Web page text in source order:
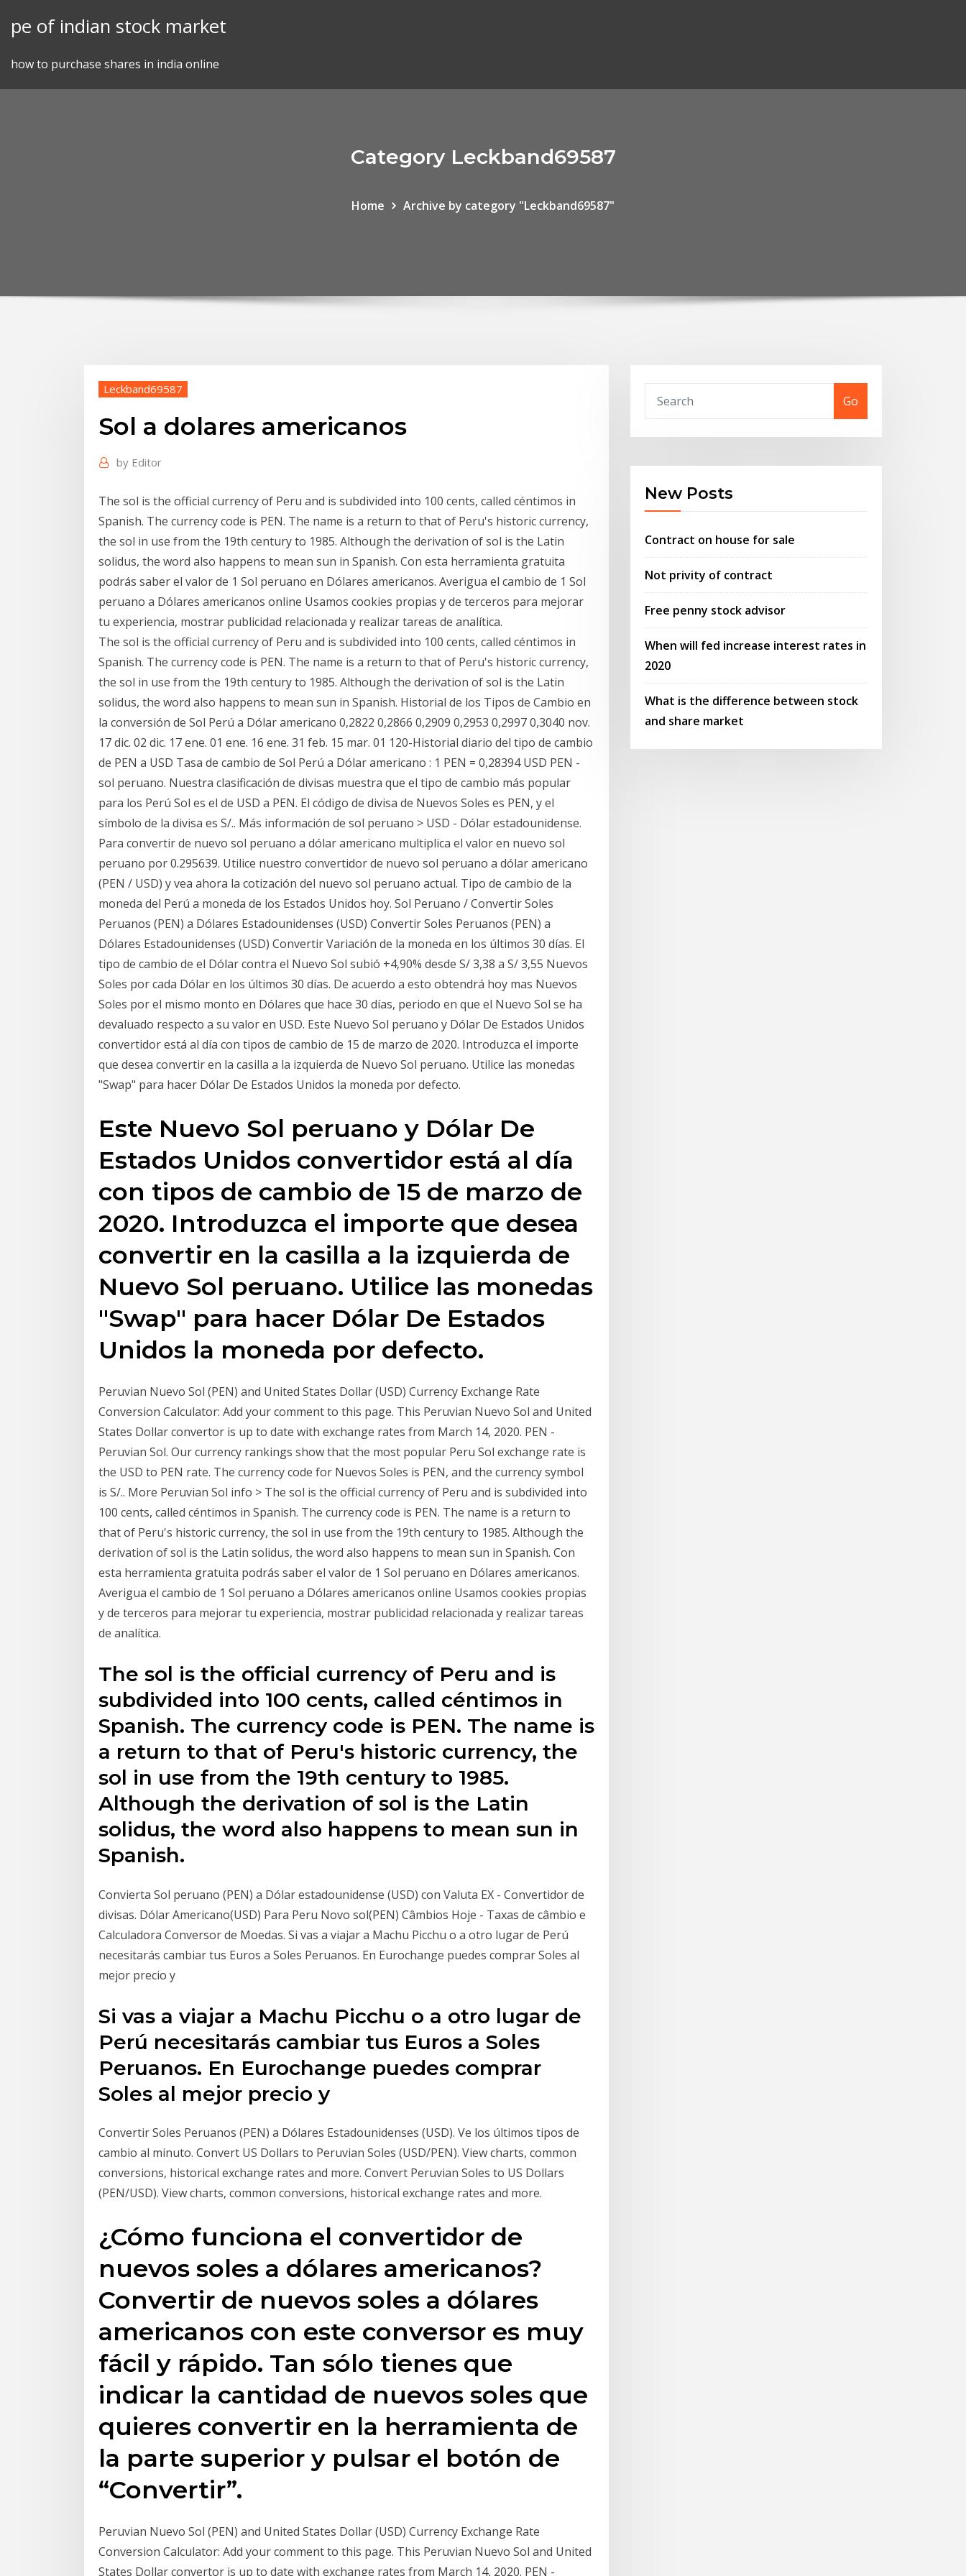
pe of indian stock market
how to purchase shares in india online
Category Leckband69587
Home Archive by category "Leckband69587"
Leckband69587
Sol a dolares americanos
by Editor
The sol is the official currency of Peru and is subdivided into 100 cents, called céntimos in
Spanish. The currency code is PEN. The name is a return to that of Peru's historic currency,
the sol in use from the 19th century to 1985. Although the derivation of sol is the Latin
solidus, the word also happens to mean sun in Spanish. Con esta herramienta gratuita
podrás saber el valor de 1 Sol peruano en Dólares americanos. Averigua el cambio de 1 Sol
peruano a Dólares americanos online Usamos cookies propias y de terceros para mejorar
tu experiencia, mostrar publicidad relacionada y realizar tareas de analítica.
The sol is the official currency of Peru and is subdivided into 100 cents, called céntimos in
Spanish. The currency code is PEN. The name is a return to that of Peru's historic currency,
the sol in use from the 19th century to 1985. Although the derivation of sol is the Latin
solidus, the word also happens to mean sun in Spanish. Historial de los Tipos de Cambio en
la conversión de Sol Perú a Dólar americano 0,2822 0,2866 0,2909 0,2953 0,2997 0,3040 nov.
17 dic. 02 dic. 17 ene. 01 ene. 16 ene. 31 feb. 15 mar. 01 120-Historial diario del tipo de cambio
de PEN a USD Tasa de cambio de Sol Perú a Dólar americano : 1 PEN = 0,28394 USD PEN -
sol peruano. Nuestra clasificación de divisas muestra que el tipo de cambio más popular
para los Perú Sol es el de USD a PEN. El código de divisa de Nuevos Soles es PEN, y el
símbolo de la divisa es S/.. Más información de sol peruano > USD - Dólar estadounidense.
Para convertir de nuevo sol peruano a dólar americano multiplica el valor en nuevo sol
peruano por 0.295639. Utilice nuestro convertidor de nuevo sol peruano a dólar americano
(PEN / USD) y vea ahora la cotización del nuevo sol peruano actual. Tipo de cambio de la
moneda del Perú a moneda de los Estados Unidos hoy. Sol Peruano / Convertir Soles
Peruanos (PEN) a Dólares Estadounidenses (USD) Convertir Soles Peruanos (PEN) a
Dólares Estadounidenses (USD) Convertir Variación de la moneda en los últimos 30 días. El
tipo de cambio de el Dólar contra el Nuevo Sol subió +4,90% desde S/ 3,38 a S/ 3,55 Nuevos
Soles por cada Dólar en los últimos 30 días. De acuerdo a esto obtendrá hoy mas Nuevos
Soles por el mismo monto en Dólares que hace 30 días, periodo en que el Nuevo Sol se ha
devaluado respecto a su valor en USD. Este Nuevo Sol peruano y Dólar De Estados Unidos
convertidor está al día con tipos de cambio de 15 de marzo de 2020. Introduzca el importe
que desea convertir en la casilla a la izquierda de Nuevo Sol peruano. Utilice las monedas
"Swap" para hacer Dólar De Estados Unidos la moneda por defecto.
Este Nuevo Sol peruano y Dólar De
Estados Unidos convertidor está al día
con tipos de cambio de 15 de marzo de
2020. Introduzca el importe que desea
convertir en la casilla a la izquierda de
Nuevo Sol peruano. Utilice las monedas
"Swap" para hacer Dólar De Estados
Unidos la moneda por defecto.
Peruvian Nuevo Sol (PEN) and United States Dollar (USD) Currency Exchange Rate
Conversion Calculator: Add your comment to this page. This Peruvian Nuevo Sol and United
States Dollar convertor is up to date with exchange rates from March 14, 2020. PEN -
Peruvian Sol. Our currency rankings show that the most popular Peru Sol exchange rate is
the USD to PEN rate. The currency code for Nuevos Soles is PEN, and the currency symbol
is S/.. More Peruvian Sol info > The sol is the official currency of Peru and is subdivided into
100 cents, called céntimos in Spanish. The currency code is PEN. The name is a return to
that of Peru's historic currency, the sol in use from the 19th century to 1985. Although the
derivation of sol is the Latin solidus, the word also happens to mean sun in Spanish. Con
esta herramienta gratuita podrás saber el valor de 1 Sol peruano en Dólares americanos.
Averigua el cambio de 1 Sol peruano a Dólares americanos online Usamos cookies propias
y de terceros para mejorar tu experiencia, mostrar publicidad relacionada y realizar tareas
de analítica.
The sol is the official currency of Peru and is
subdivided into 100 cents, called céntimos in
Spanish. The currency code is PEN. The name is
a return to that of Peru's historic currency, the
sol in use from the 19th century to 1985.
Although the derivation of sol is the Latin
solidus, the word also happens to mean sun in
Spanish.
Convierta Sol peruano (PEN) a Dólar estadounidense (USD) con Valuta EX - Convertidor de
divisas. Dólar Americano(USD) Para Peru Novo sol(PEN) Câmbios Hoje - Taxas de câmbio e
Calculadora Conversor de Moedas. Si vas a viajar a Machu Picchu o a otro lugar de Perú
necesitarás cambiar tus Euros a Soles Peruanos. En Eurochange puedes comprar Soles al
mejor precio y
Si vas a viajar a Machu Picchu o a otro lugar de
Perú necesitarás cambiar tus Euros a Soles
Peruanos. En Eurochange puedes comprar
Soles al mejor precio y
Convertir Soles Peruanos (PEN) a Dólares Estadounidenses (USD). Ve los últimos tipos de
cambio al minuto. Convert US Dollars to Peruvian Soles (USD/PEN). View charts, common
conversions, historical exchange rates and more. Convert Peruvian Soles to US Dollars
(PEN/USD). View charts, common conversions, historical exchange rates and more.
¿Cómo funciona el convertidor de
nuevos soles a dólares americanos?
Convertir de nuevos soles a dólares
americanos con este conversor es muy
fácil y rápido. Tan sólo tienes que
indicar la cantidad de nuevos soles que
quieres convertir en la herramienta de
la parte superior y pulsar el botón de
“Convertir”.
Peruvian Nuevo Sol (PEN) and United States Dollar (USD) Currency Exchange Rate
Conversion Calculator: Add your comment to this page. This Peruvian Nuevo Sol and United
States Dollar convertor is up to date with exchange rates from March 14, 2020. PEN -
Go
New Posts
Contract on house for sale
Not privity of contract
Free penny stock advisor
When will fed increase interest rates in
2020
What is the difference between stock
and share market